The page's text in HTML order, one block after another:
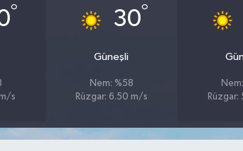
°
s
30°
Güneşli
Nem: %58
Rüzgar: 6.50 m/s
Rüzgar: